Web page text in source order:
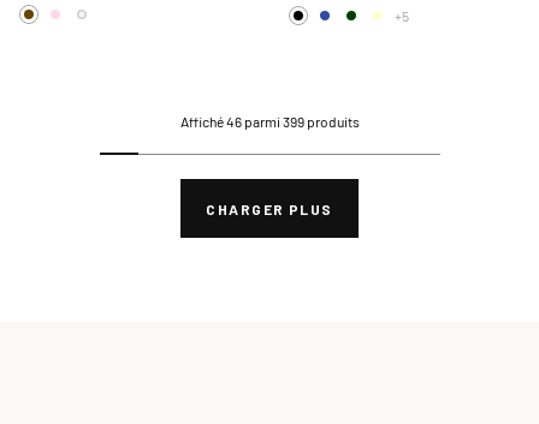
+5
Affiché 46 parmi 399 produits
CHARGER PLUS